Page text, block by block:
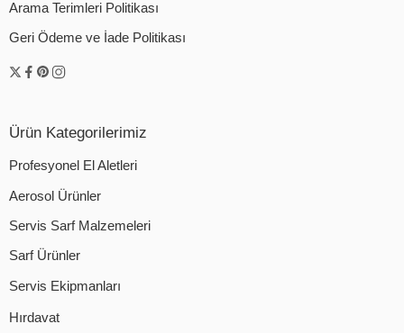
Arama Terimleri Politikası
Geri Ödeme ve İade Politikası
Ürün Kategorilerimiz
Profesyonel El Aletleri
Aerosol Ürünler
Servis Sarf Malzemeleri
Sarf Ürünler
Servis Ekipmanları
Hırdavat